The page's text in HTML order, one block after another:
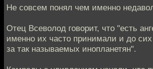
Не совсем понял чем именно
Отец Всеволод говорит, что "есть
именно их часто принимали и до
за так называемых инопланетян".